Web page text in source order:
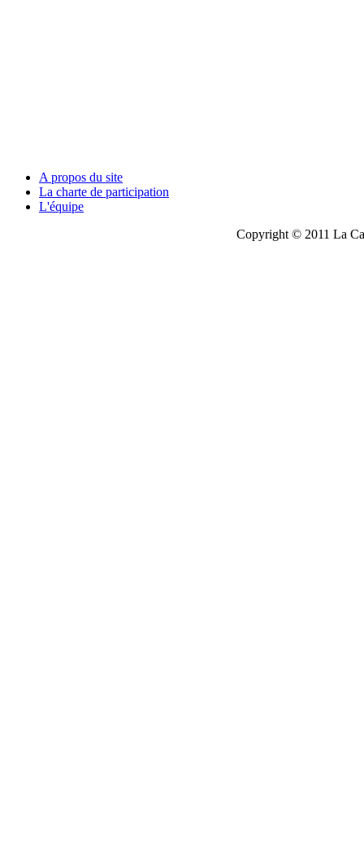
A propos du site
La charte de participation
L'équipe
Copyright © 2011 La